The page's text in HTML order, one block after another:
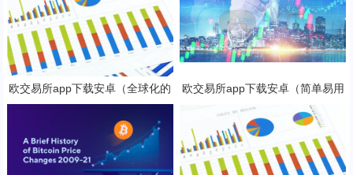
欧交易所app下载安卓（全球化的
数字货币交易所）
欧交易所app下载安卓（简单易用
的数字货币交易app）